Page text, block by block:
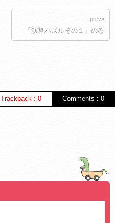
prev»
「演算パズルその１」の巻
Comments : 0
Trackback : 0